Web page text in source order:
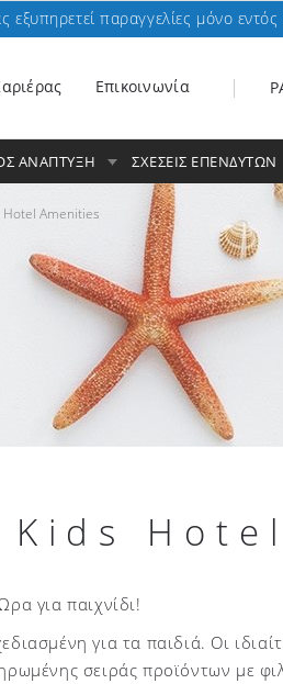
παραγγελίες μόνο εντός
Επικοινωνία
ΑΝΑΠΤΥΞΗ ΣΧΕΣΕΙΣ ΕΠΕΝΔΥΤΩΝ
Ηotel Αmenities
Kids
για παιχνίδι!
για τα παιδιά. Οι
σειράς προϊόντων με